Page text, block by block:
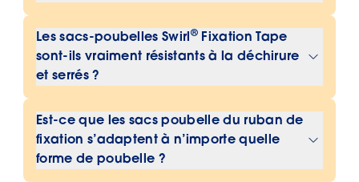
Le ruban de fixation élastique est
simplement tiré autour du bord de la
poubelle. Cela ferme le sac
solidement et empêche qu’il glisse
dans le seau.
Les sacs-poubelles Swirl ®Fixation Tape
sont-ils vraiment résistants à la déchirure
et serrés ?
Oui, les sacs-poubelle ont prouvé leur
résistance aux déchirures et
l’épuisement, ce qui garantit une
élimination fiable des déchets.
Est-ce que les sacs poubelle du ruban de
fixation s’adaptent à n’importe quelle
forme de poubelle ?